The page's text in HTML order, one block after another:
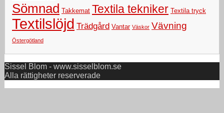
Sömnad Takkemat Textila tekniker Textila tryck
Textilslöjd Trädgård Vantar Väskor Vävning
Östergötland
Sissel Blom - www.sisselblom.se
Alla rättigheter reserverade